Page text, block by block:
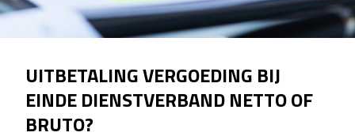
UITBETALING VERGOEDING BIJ
EINDE DIENSTVERBAND NETTO OF
BRUTO?